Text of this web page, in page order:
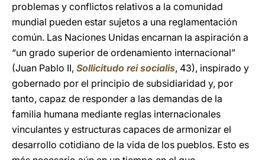
problemas y conflictos relativos a la comunidad
mundial pueden estar sujetos a una reglamentación
común. Las Naciones Unidas encarnan la aspiración a
“un grado superior de ordenamiento internacional”
(Juan Pablo II, Sollicitudo rei socialis, 43), inspirado y
gobernado por el principio de subsidiaridad y, por
tanto, capaz de responder a las demandas de la
familia humana mediante reglas internacionales
vinculantes y estructuras capaces de armonizar el
desarrollo cotidiano de la vida de los pueblos. Esto es